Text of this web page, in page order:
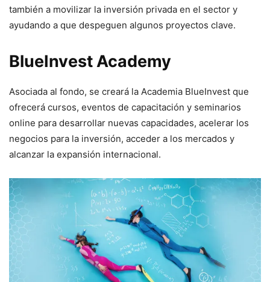
también a movilizar la inversión privada en el sector y
ayudando a que despeguen algunos proyectos clave.
BlueInvest Academy
Asociada al fondo, se creará la Academia BlueInvest que
ofrecerá cursos, eventos de capacitación y seminarios
online para desarrollar nuevas capacidades, acelerar los
negocios para la inversión, acceder a los mercados y
alcanzar la expansión internacional.